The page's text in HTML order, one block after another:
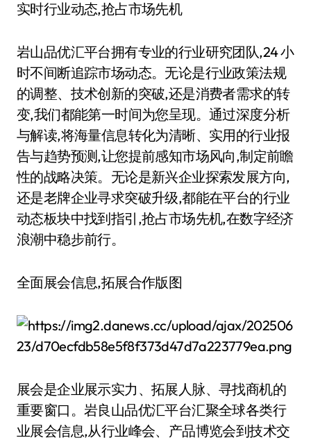
实时行业动态,抢占市场先机
岩山品优汇平台拥有专业的行业研究团队,24 小
时不间断追踪市场动态。无论是行业政策法规
的调整、技术创新的突破,还是消费者需求的转
变,我们都能第一时间为您呈现。通过深度分析
与解读,将海量信息转化为清晰、实用的行业报
告与趋势预测,让您提前感知市场风向,制定前瞻
性的战略决策。无论是新兴企业探索发展方向,
还是老牌企业寻求突破升级,都能在平台的行业
动态板块中找到指引,抢占市场先机,在数字经济
浪潮中稳步前行。
全面展会信息,拓展合作版图
展会是企业展示实力、拓展人脉、寻找商机的
重要窗口。岩良山品优汇平台汇聚全球各类行
业展会信息,从行业峰会、产品博览会到技术交